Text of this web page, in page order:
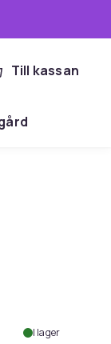
Till kassan
I lager